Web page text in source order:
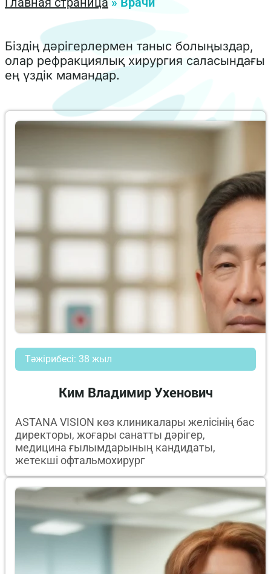
Біздің дәрігерлермен таныс болыңыздар,
олар рефракциялық хирургия саласындағы
ең үздік мамандар.
Тәжірибесі: 38 жыл
Ким Владимир Ухенович
ASTANA VISION көз клиникалары желісінің бас
директоры, жоғары санатты дәрігер,
медицина ғылымдарының кандидаты,
жетекші офтальмохирург